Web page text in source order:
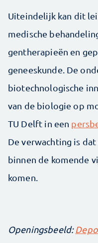
Uiteindelijk kan dit
medische
gentherapieën en
geneeskunde. De
biotechnologische
van de biologie op
TU Delft in een
De verwachting is
binnen de komende
komen.
Openingsbeeld: